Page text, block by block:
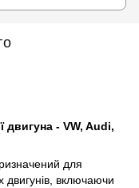
двигуна - VW, Audi,
для
двигунів, включаючи